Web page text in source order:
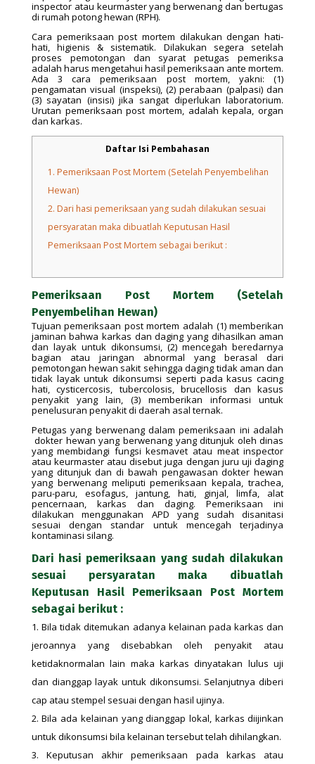
inspector atau keurmaster yang berwenang dan bertugas
di rumah potong hewan (RPH).
Cara pemeriksaan post mortem dilakukan dengan hati-
hati, higienis & sistematik. Dilakukan segera setelah
proses pemotongan dan syarat petugas pemeriksa
adalah harus mengetahui hasil pemeriksaan ante mortem.
Ada 3 cara pemeriksaan post mortem, yakni: (1)
pengamatan visual (inspeksi), (2) perabaan (palpasi) dan
(3) sayatan (insisi) jika sangat diperlukan laboratorium.
Urutan pemeriksaan post mortem, adalah kepala, organ
dan karkas.
Daftar Isi Pembahasan
1. Pemeriksaan Post Mortem (Setelah Penyembelihan
Hewan)
2. Dari hasi pemeriksaan yang sudah dilakukan sesuai
persyaratan maka dibuatlah Keputusan Hasil
Pemeriksaan Post Mortem sebagai berikut :
Pemeriksaan Post Mortem (Setelah
Penyembelihan Hewan)
Tujuan pemeriksaan post mortem adalah (1) memberikan
jaminan bahwa karkas dan daging yang dihasilkan aman
dan layak untuk dikonsumsi, (2) mencegah beredarnya
bagian atau jaringan abnormal yang berasal dari
pemotongan hewan sakit sehingga daging tidak aman dan
tidak layak untuk dikonsumsi seperti pada kasus cacing
hati, cysticercosis, tubercolosis, brucellosis dan kasus
penyakit yang lain, (3) memberikan informasi untuk
penelusuran penyakit di daerah asal ternak.
Petugas yang berwenang dalam pemeriksaan ini adalah
dokter hewan yang berwenang yang ditunjuk oleh dinas
yang membidangi fungsi kesmavet atau meat inspector
atau keurmaster atau disebut juga dengan juru uji daging
yang ditunjuk dan di bawah pengawasan dokter hewan
yang berwenang meliputi pemeriksaan kepala, trachea,
paru-paru, esofagus, jantung, hati, ginjal, limfa, alat
pencernaan, karkas dan daging. Pemeriksaan ini
dilakukan menggunakan APD yang sudah disanitasi
sesuai dengan standar untuk mencegah terjadinya
kontaminasi silang.
Dari hasi pemeriksaan yang sudah dilakukan
sesuai persyaratan maka dibuatlah
Keputusan Hasil Pemeriksaan Post Mortem
sebagai berikut :
Bila tidak ditemukan adanya kelainan pada karkas dan
jeroannya yang disebabkan oleh penyakit atau
ketidaknormalan lain maka karkas dinyatakan lulus uji
dan dianggap layak untuk dikonsumsi. Selanjutnya diberi
cap atau stempel sesuai dengan hasil ujinya.
Bila ada kelainan yang dianggap lokal, karkas diijinkan
untuk dikonsumsi bila kelainan tersebut telah dihilangkan.
Keputusan akhir pemeriksaan pada karkas atau